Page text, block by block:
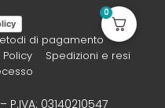
di pagamento
Policy
Spedizioni e resi
03140210547
0